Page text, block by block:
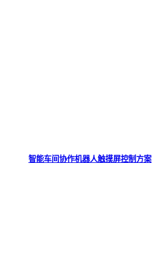
智能车间协作机器人触摸屏控制方案